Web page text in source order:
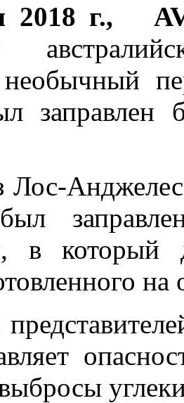
2018 г.,
необычный
заправлен
Лос-
в который